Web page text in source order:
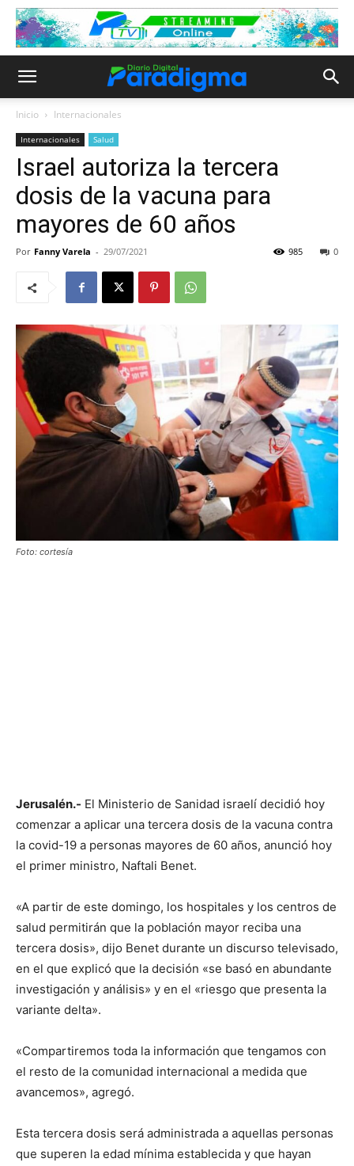
Inicio Internacionales
Internacionales Salud
Israel autoriza la tercera
dosis de la vacuna para
mayores de 60 años
Por Fanny Varela - 29/07/2021 0
985
Foto: cortesía
Jerusalén.- El Ministerio de Sanidad israelí decidió hoy
comenzar a aplicar una tercera dosis de la vacuna contra
la covid-19 a personas mayores de 60 años, anunció hoy
el primer ministro, Naftali Benet.
«A partir de este domingo, los hospitales y los centros de
salud permitirán que la población mayor reciba una
tercera dosis», dijo Benet durante un discurso televisado,
en el que explicó que la decisión «se basó en abundante
investigación y análisis» y en el «riesgo que presenta la
variante delta».
«Compartiremos toda la información que tengamos con
el resto de la comunidad internacional a medida que
avancemos», agregó.
Esta tercera dosis será administrada a aquellas personas
que superen la edad mínima establecida y que hayan